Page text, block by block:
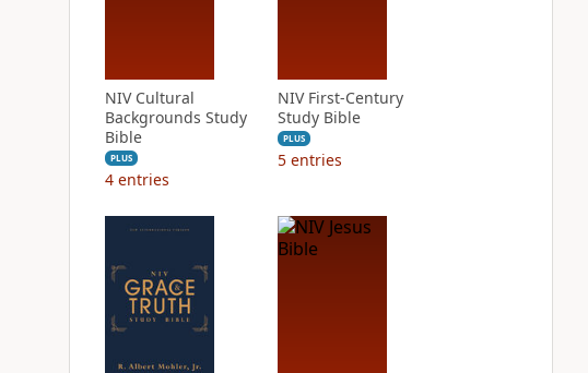
NIV Cultural
Backgrounds Study
Bible
PLUS
4 entries
NIV First-Century
Study Bible
PLUS
5 entries